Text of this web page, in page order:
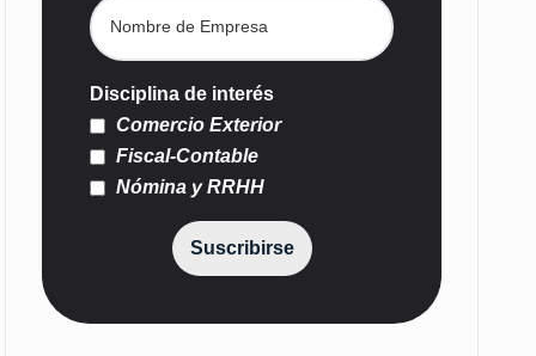
Disciplina de interés
Comercio Exterior
Fiscal-Contable
Nómina y RRHH
Suscribirse